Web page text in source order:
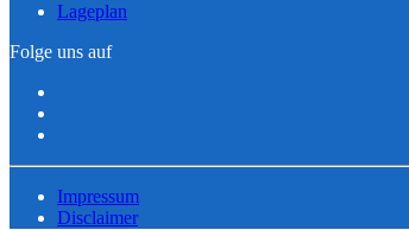
Lageplan
Folge uns auf
Impressum
Disclaimer